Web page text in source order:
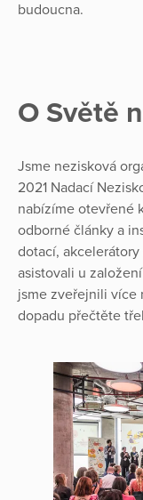
budoucna.
O Světě
Jsme nezisková
2021 Nadací
nabízíme otevřené
odborné články a
dotací,
asistovali u
jsme zveřejnili více
dopadu přečtěte